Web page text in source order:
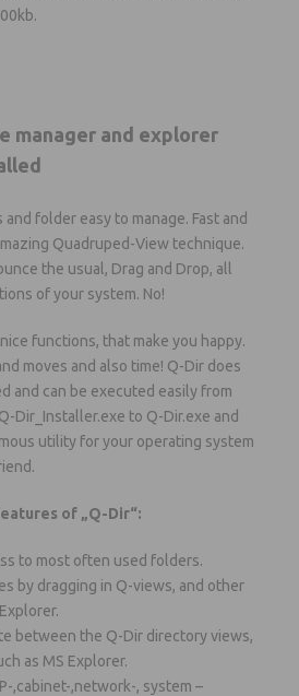
manager and explorer
folder easy to manage. Fast and
Quadruped-View technique.
the usual, Drag and Drop, all
of your system. No!
functions, that make you happy.
moves and also time! Q-Dir does
and can be executed easily from
Dir_Installer.exe to Q-Dir.exe and
utility for your operating system
of „Q-Dir“:
to most often used folders.
by dragging in Q-views, and other
between the Q-Dir directory views,
as MS Explorer.
,cabinet-,network-, system –